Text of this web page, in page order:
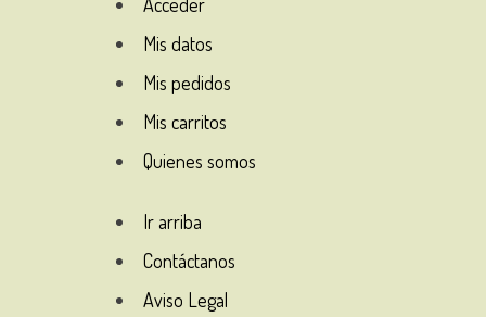
Mis datos
Mis pedidos
Mis carritos
Quienes somos
Ir arriba
Contáctanos
Aviso Legal